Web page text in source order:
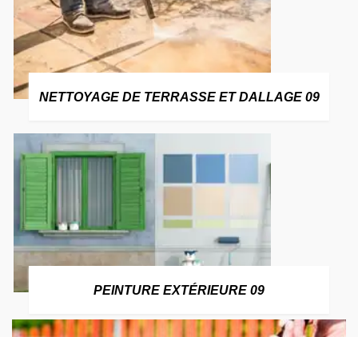
NETTOYAGE DE TERRASSE ET DALLAGE 09
PEINTURE EXTÉRIEURE 09